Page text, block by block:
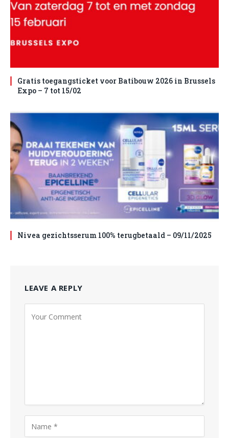
Gratis toegangsticket voor Batibouw 2026 in Brussels
Expo – 7 tot 15/02
Nivea gezichtsserum 100% terugbetaald – 09/11/2025
LEAVE A REPLY